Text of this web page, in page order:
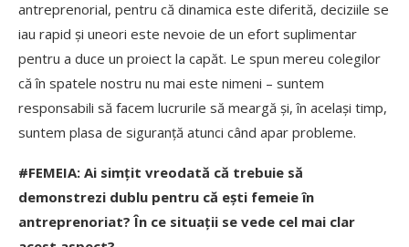
antreprenorial, pentru că dinamica este diferită, deciziile se
iau rapid și uneori este nevoie de un efort suplimentar
pentru a duce un proiect la capăt. Le spun mereu colegilor
că în spatele nostru nu mai este nimeni – suntem
responsabili să facem lucrurile să meargă și, în același timp,
suntem plasa de siguranță atunci când apar probleme.
#FEMEIA: Ai simțit vreodată că trebuie să
demonstrezi dublu pentru că ești femeie în
antreprenoriat? În ce situații se vede cel mai clar